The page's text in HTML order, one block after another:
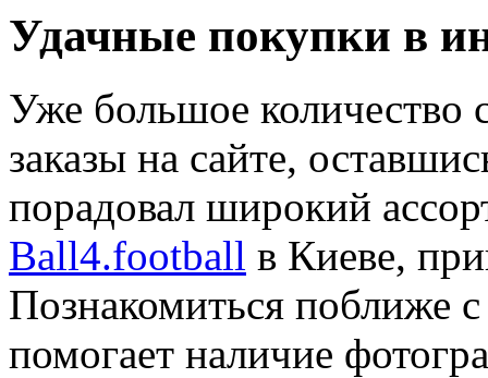
Удачные покупки в
Уже большое количество
заказы на сайте,
порадовал широкий
Ball4.football в Киеве,
Познакомиться поближе
помогает наличие